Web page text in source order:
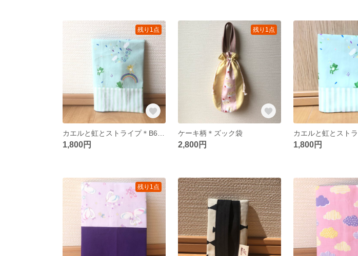
残り1点
1,800円
残り1点
ケーキ柄＊ズック袋
2,800円 1,800円
残り1点